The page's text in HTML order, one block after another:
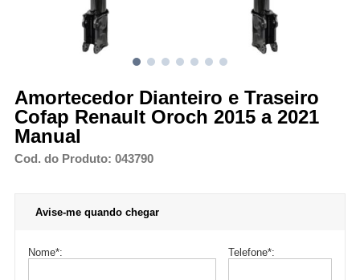
Amortecedor Dianteiro e Traseiro
Cofap Renault Oroch 2015 a 2021
Manual
Cod. do Produto: 043790
Avise-me quando chegar
Nome*: Telefone*: